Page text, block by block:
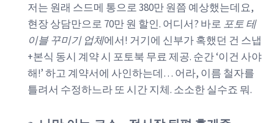
저는 원래 스드메 통으로 380만 원쯤 예상했는데요,
현장 상담만으로 70만 원 할인. 어디서? 바로 포토 테
이블 꾸미기 업체에서! 거기에 신부가 혹했던 건 스냅
+본식 동시 계약 시 포토북 무료 제공. 순간 ‘이건 사야
해!’ 하고 계약서에 사인하는데… 어라, 이름 철자를
틀려서 수정하느라 또 시간 지체. 소소한 실수죠 뭐.